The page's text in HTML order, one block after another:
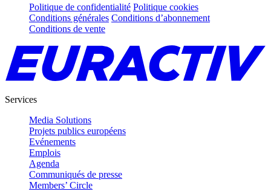
Politique de confidentialité Politique cookies
Conditions générales Conditions d’abonnement
Conditions de vente
Services
Media Solutions
Projets publics européens
Evénements
Emplois
Agenda
Communiqués de presse
Members’ Circle